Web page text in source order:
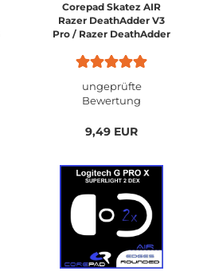
Corepad Skatez AIR
Razer DeathAdder V3
Pro / Razer DeathAdder
ungeprüfte
Bewertung
9,49 EUR